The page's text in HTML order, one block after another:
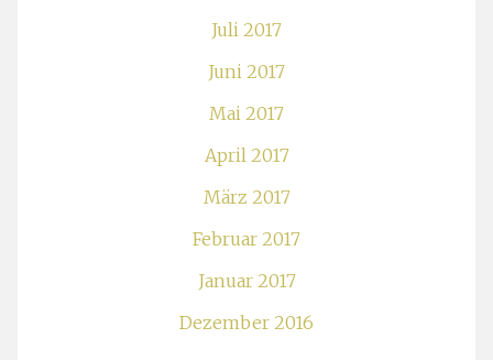
Juli 2017
Juni 2017
Mai 2017
April 2017
März 2017
Februar 2017
Januar 2017
Dezember 2016